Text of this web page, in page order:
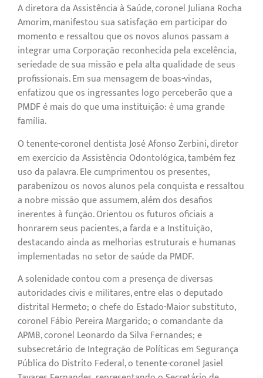
A diretora da Assistência à Saúde, coronel Juliana Rocha
Amorim, manifestou sua satisfação em participar do
momento e ressaltou que os novos alunos passam a
integrar uma Corporação reconhecida pela excelência,
seriedade de sua missão e pela alta qualidade de seus
profissionais. Em sua mensagem de boas-vindas,
enfatizou que os ingressantes logo perceberão que a
PMDF é mais do que uma instituição: é uma grande
família.
O tenente-coronel dentista José Afonso Zerbini, diretor
em exercício da Assistência Odontológica, também fez
uso da palavra. Ele cumprimentou os presentes,
parabenizou os novos alunos pela conquista e ressaltou
a nobre missão que assumem, além dos desafios
inerentes à função. Orientou os futuros oficiais a
honrarem seus pacientes, a farda e a Instituição,
destacando ainda as melhorias estruturais e humanas
implementadas no setor de saúde da PMDF.
A solenidade contou com a presença de diversas
autoridades civis e militares, entre elas o deputado
distrital Hermeto; o chefe do Estado-Maior substituto,
coronel Fábio Pereira Margarido; o comandante da
APMB, coronel Leonardo da Silva Fernandes; e
subsecretário de Integração de Políticas em Segurança
Pública do Distrito Federal, o tenente-coronel Jasiel